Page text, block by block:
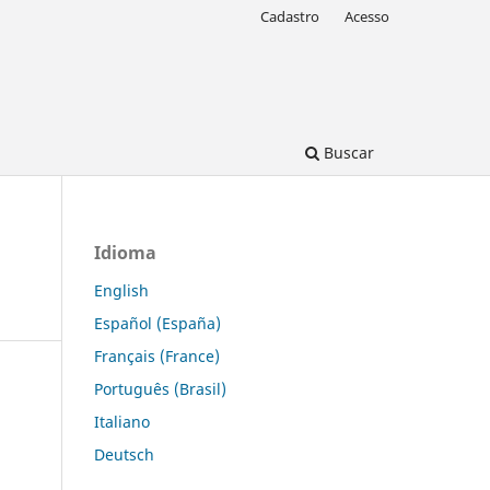
Buscar
Cadastro Acesso
Idioma
English
Español (España)
Français (France)
Português (Brasil)
Italiano
Deutsch